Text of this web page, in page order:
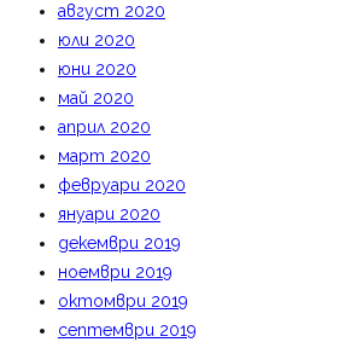
август 2020
юли 2020
юни 2020
май 2020
април 2020
март 2020
февруари 2020
януари 2020
декември 2019
ноември 2019
октомври 2019
септември 2019